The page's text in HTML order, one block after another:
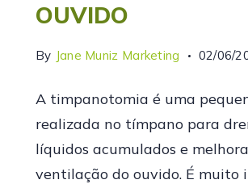
OUVIDO
By Jane Muniz Marketing 02/06/
A timpanotomia é uma
realizada no tímpano para
líquidos acumulados e
ventilação do ouvido. É muito